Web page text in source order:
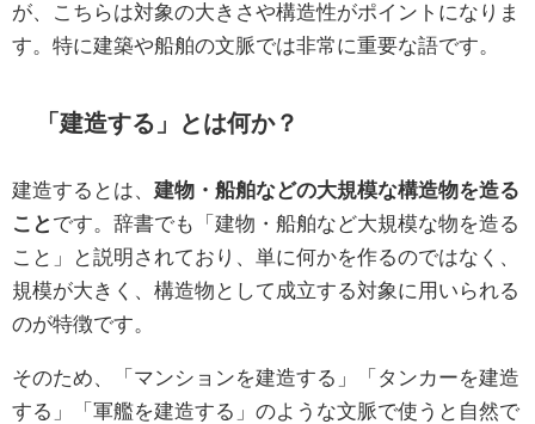
が、こちらは対象の大きさや構造性がポイントになりま
す。特に建築や船舶の文脈では非常に重要な語です。
「建造する」とは何か？
建造するとは、 建物・船舶などの大規模な構造物を造る
こと です。辞書でも「建物・船舶など大規模な物を造る
こと」と説明されており、単に何かを作るのではなく、
規模が大きく、構造物として成立する対象に用いられる
のが特徴です。
そのため、「マンションを建造する」「タンカーを建造
する」「軍艦を建造する」のような文脈で使うと自然で